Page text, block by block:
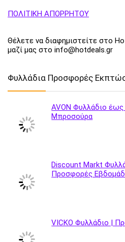
ΠΟΛΙΤΙΚΗ ΑΠΟΡΡΗΤΟΥ
Θέλετε να διαφημιστείτε στο
μαζί μας στο info@hotdeals.gr
Φυλλάδια Προσφορές
AVON Φυλλάδιο
Μπροσούρα
Discount Markt
Προσφορές
VICKO Φυλλάδιο |